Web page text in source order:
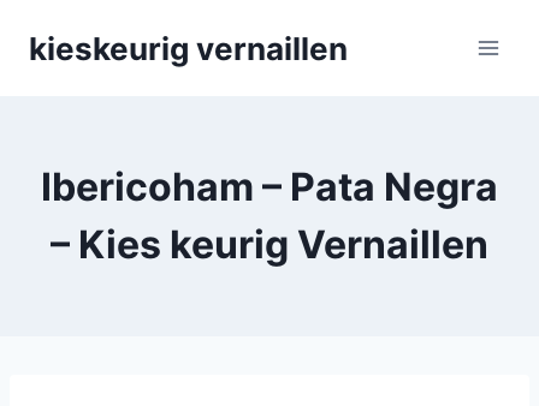
kieskeurig vernaillen
Ibericoham – Pata Negra
– Kies keurig Vernaillen